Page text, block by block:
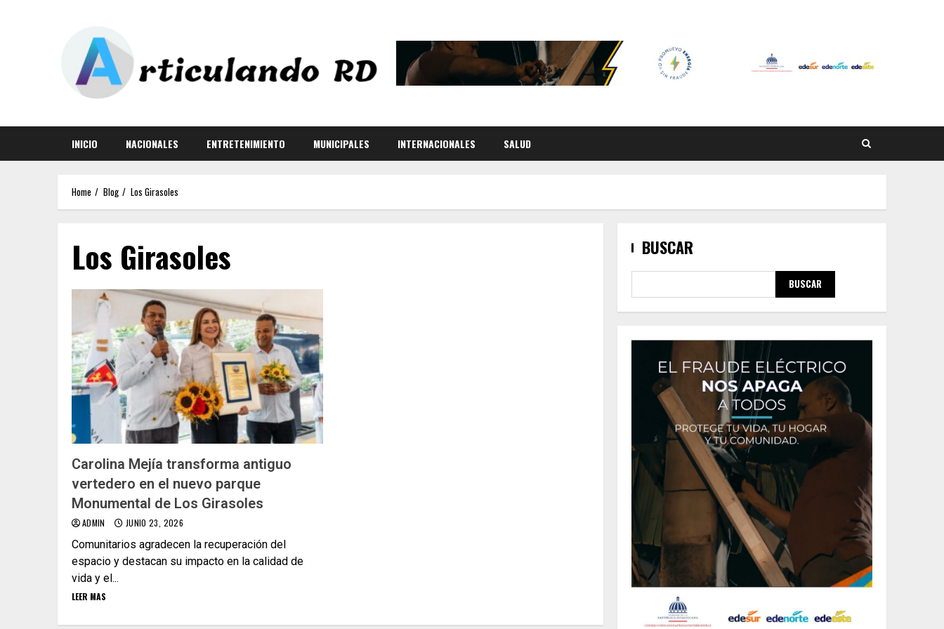
INICIO NACIONALES ENTRETENIMIENTO MUNICIPALES INTERNACIONALES SALUD
Home Blog Los Girasoles
Los Girasoles
Carolina Mejía transforma antiguo
vertedero en el nuevo parque
Monumental de Los Girasoles
ADMIN JUNIO 23, 2026
Comunitarios agradecen la recuperación del
espacio y destacan su impacto en la calidad de
vida y el...
LEER MAS
BUSCAR
BUSCAR